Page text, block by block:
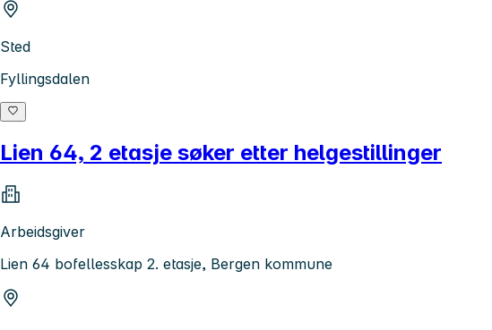
Sted
Fyllingsdalen
Lien 64, 2 etasje søker etter helgestillinger
Arbeidsgiver
Lien 64 bofellesskap 2. etasje, Bergen kommune